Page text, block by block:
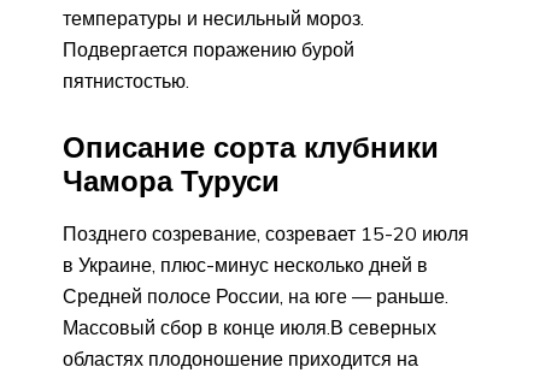
температуры и несильный мороз.
Подвергается поражению бурой
пятнистостью.
Описание сорта клубники
Чамора Туруси
Позднего созревание, созревает 15-20 июля
в Украине, плюс-минус несколько дней в
Средней полосе России, на юге — раньше.
Массовый сбор в конце июля.В северных
областях плодоношение приходится на